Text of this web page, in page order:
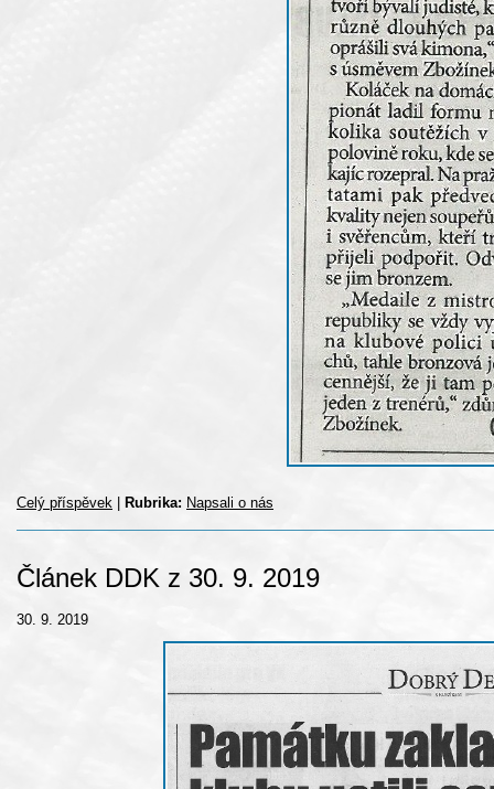
Celý příspěvek Rubrika: Napsali o nás
Článek DDK z 30. 9. 2019
30. 9. 2019